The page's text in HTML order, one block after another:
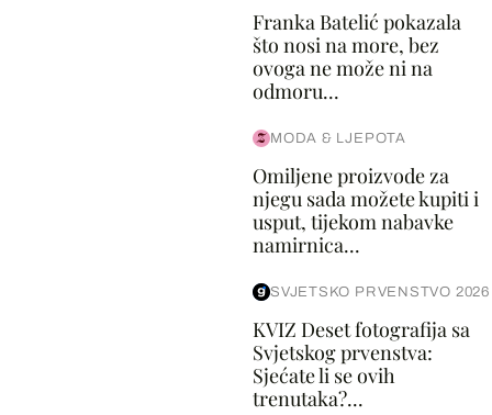
Franka Batelić pokazala
što nosi na more, bez
ovoga ne može ni na
odmoru...
MODA & LJEPOTA
Omiljene proizvode za
njegu sada možete kupiti i
usput, tijekom nabavke
namirnica...
SVJETSKO PRVENSTVO 2026
KVIZ Deset fotografija sa
Svjetskog prvenstva:
Sjećate li se ovih
trenutaka?...